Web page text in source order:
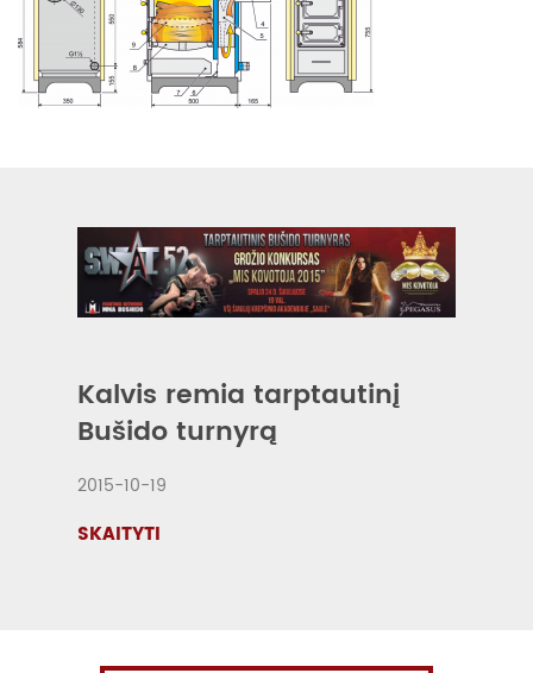
Kalvis remia tarptautinį
Bušido turnyrą
2015-10-19
SKAITYTI